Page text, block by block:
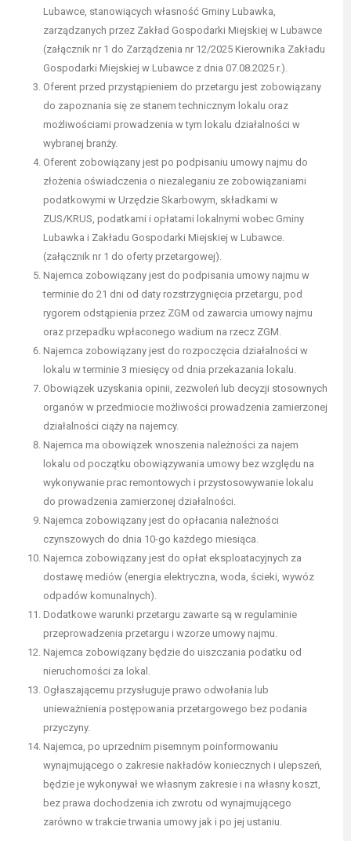
Lubawce, stanowiących własność Gminy Lubawka,
zarządzanych przez Zakład Gospodarki Miejskiej w Lubawce
(załącznik nr 1 do Zarządzenia nr 12/2025 Kierownika Zakładu
Gospodarki Miejskiej w Lubawce z dnia 07.08.2025 r.).
Oferent przed przystąpieniem do przetargu jest zobowiązany
do zapoznania się ze stanem technicznym lokalu oraz
możliwościami prowadzenia w tym lokalu działalności w
wybranej branży.
Oferent zobowiązany jest po podpisaniu umowy najmu do
złożenia oświadczenia o niezaleganiu ze zobowiązaniami
podatkowymi w Urzędzie Skarbowym, składkami w
ZUS/KRUS, podatkami i opłatami lokalnymi wobec Gminy
Lubawka i Zakładu Gospodarki Miejskiej w Lubawce.
(załącznik nr 1 do oferty przetargowej).
Najemca zobowiązany jest do podpisania umowy najmu w
terminie do 21 dni od daty rozstrzygnięcia przetargu, pod
rygorem odstąpienia przez ZGM od zawarcia umowy najmu
oraz przepadku wpłaconego wadium na rzecz ZGM.
Najemca zobowiązany jest do rozpoczęcia działalności w
lokalu w terminie 3 miesięcy od dnia przekazania lokalu.
Obowiązek uzyskania opinii, zezwoleń lub decyzji stosownych
organów w przedmiocie możliwości prowadzenia zamierzonej
działalności ciąży na najemcy.
Najemca ma obowiązek wnoszenia należności za najem
lokalu od początku obowiązywania umowy bez względu na
wykonywanie prac remontowych i przystosowywanie lokalu
do prowadzenia zamierzonej działalności.
Najemca zobowiązany jest do opłacania należności
czynszowych do dnia 10-go każdego miesiąca.
Najemca zobowiązany jest do opłat eksploatacyjnych za
dostawę mediów (energia elektryczna, woda, ścieki, wywóz
odpadów komunalnych).
Dodatkowe warunki przetargu zawarte są w regulaminie
przeprowadzenia przetargu i wzorze umowy najmu.
Najemca zobowiązany będzie do uiszczania podatku od
nieruchomości za lokal.
Ogłaszającemu przysługuje prawo odwołania lub
unieważnienia postępowania przetargowego bez podania
przyczyny.
Najemca, po uprzednim pisemnym poinformowaniu
wynajmującego o zakresie nakładów koniecznych i ulepszeń,
będzie je wykonywał we własnym zakresie i na własny koszt,
bez prawa dochodzenia ich zwrotu od wynajmującego
zarówno w trakcie trwania umowy jak i po jej ustaniu.